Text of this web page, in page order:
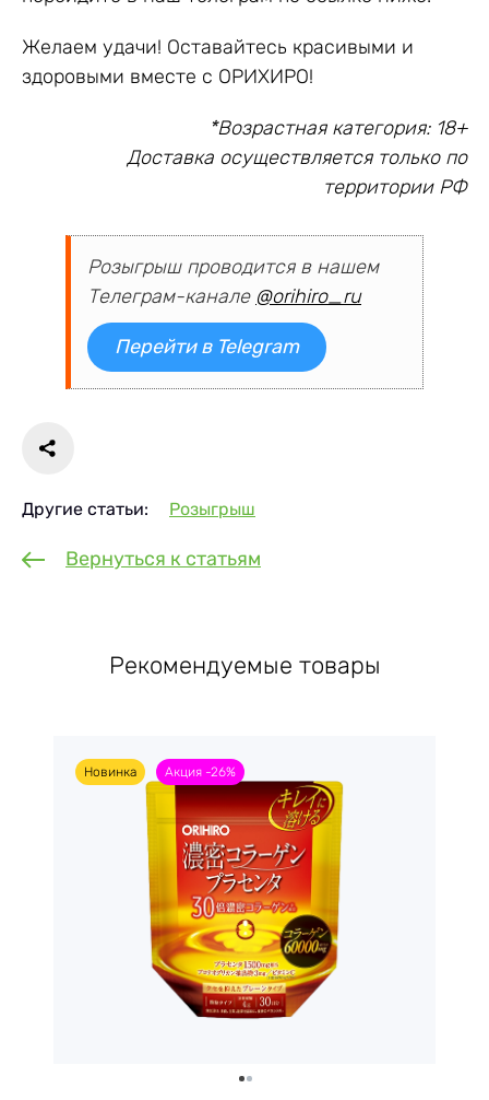
Желаем удачи! Оставайтесь красивыми и
здоровыми вместе с ОРИХИРО!
*Возрастная категория: 18+
Доставка осуществляется только по
территории РФ
Розыгрыш проводится в нашем
Телеграм-канале @orihiro_ru
Перейти в Telegram
Другие статьи: Розыгрыш
Вернуться к статьям
Рекомендуемые товары
Новинка Акция -26%